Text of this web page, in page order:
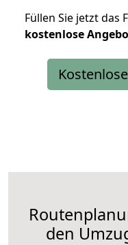
Füllen Sie jetzt das
kostenlose
den